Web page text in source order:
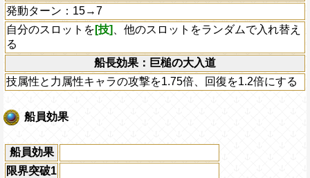
発動ターン：15→7
自分のスロットを [技]
、他のスロットをランダムで入れ替え
る
船長効果：巨槌の大入道
技属性と力属性キャラの攻撃を1.75倍、回復を1.2倍にする
船員効果
船員効果
限界突破1